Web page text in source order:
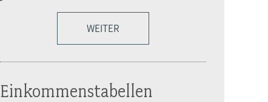
WEITER
Einkommenstabellen